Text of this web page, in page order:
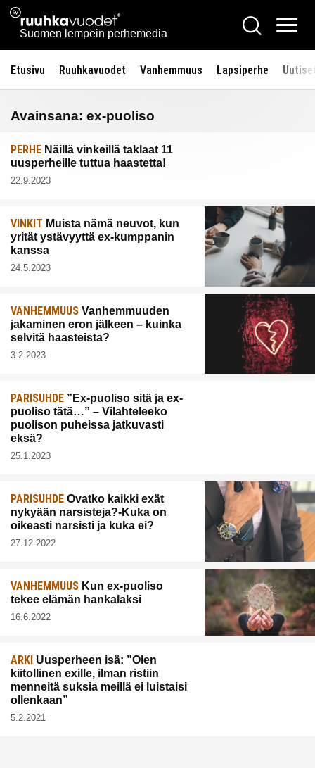
Siirry
sisältöön
Ruuhkavuodet.fi
Suomen lempein perhemedia
Hae
Etusivu Ruuhkavuodet Vanhemmuus Lapsiperhe
Avainsana: ex-puoliso
PERHE Näillä vinkeillä taklaat 11
uusperheille tuttua haastetta!
22.9.2023
VINKIT Muista nämä neuvot, kun
yrität ystävyyttä ex-kumppanin
kanssa
24.5.2023
VANHEMMUUS Vanhemmuuden
jakaminen eron jälkeen – kuinka
selvitä haasteista?
3.2.2023
PARISUHDE ”Ex-puoliso sitä ja ex-
puoliso tätä…” – Vilahteleeko
puolison puheissa jatkuvasti
eksä?
25.1.2023
PARISUHDE Ovatko kaikki exät
nykyään narsisteja?-Kuka on
oikeasti narsisti ja kuka ei?
27.12.2022
VANHEMMUUS Kun ex-puoliso
tekee elämän hankalaksi
16.6.2022
ARKI Uusperheen isä: ”Olen
kiitollinen exille, ilman ristiin
menneitä suksia meillä ei luistaisi
ollenkaan”
5.2.2021